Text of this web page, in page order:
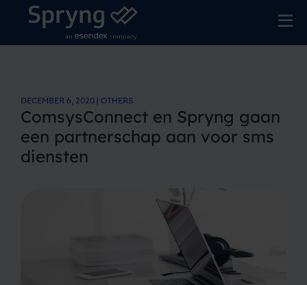
DECEMBER 6, 2020 | OTHERS
ComsysConnect en Spryng gaan
een partnerschap aan voor sms
diensten